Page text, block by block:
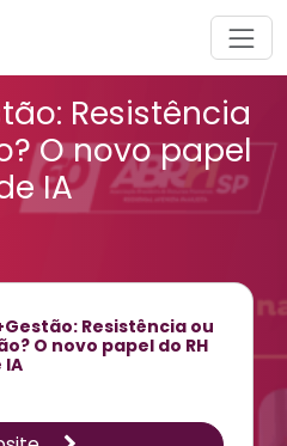
Resistência
O novo papel
IA
Resistência ou
O novo papel do RH
IA